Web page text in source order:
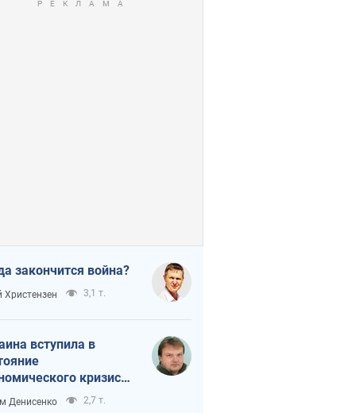
закончится война?
Христензен 3,1 т.
вступила в
кризиса.
ли свет в конце
Денисенко 2,7 т.